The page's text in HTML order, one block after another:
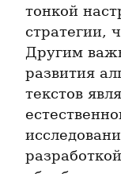
тонкой
стратегии,
Другим
развития
текстов